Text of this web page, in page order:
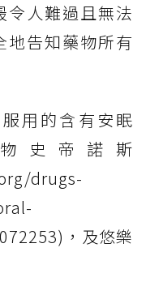
令人難過且無法
地告知藥物所有
用的含有安眠
史帝諾斯
drugs-
，及悠樂